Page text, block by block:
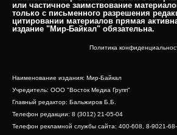
или частичное заимствование
только с письменного разрешения
цитировании материалов прямая
издание "Мир-Байкал" обязательна.​
Политика
Наименование издания: Мир-Байкал
Учредитель: ООО "Восток Медиа Групп"
Главный редактор: Бальжиров Б.Б.
Телефон редакции: 8 (3012) 21-05-04
Телефон рекламной службы сайта: 400-608, 8-9021-